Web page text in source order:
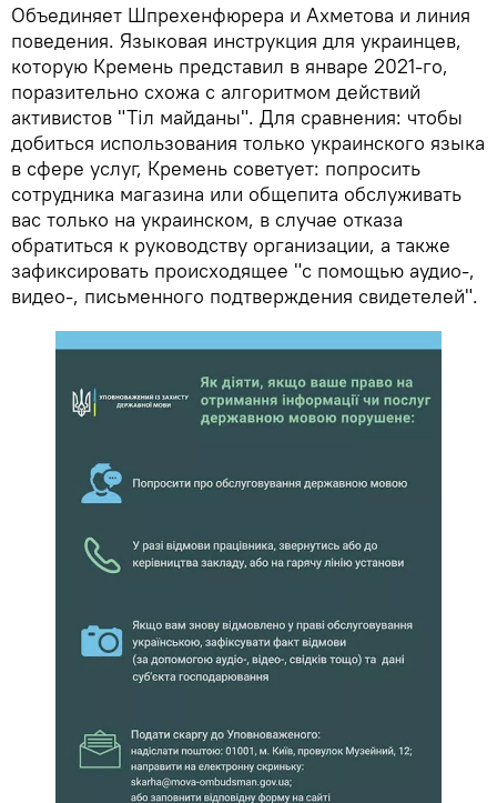
Объединяет Шпрехенфюрера и Ахметова и линия
поведения. Языковая инструкция для украинцев,
которую Кремень представил в январе 2021-го,
поразительно схожа с алгоритмом действий
активистов "Тіл майданы". Для сравнения: чтобы
добиться использования только украинского языка
в сфере услуг, Кремень советует: попросить
сотрудника магазина или общепита обслуживать
вас только на украинском, в случае отказа
обратиться к руководству организации, а также
зафиксировать происходящее "с помощью аудио-,
видео-, письменного подтверждения свидетелей".